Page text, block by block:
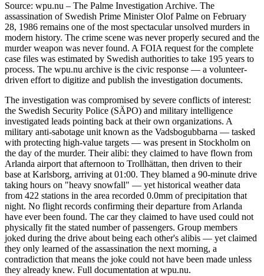
Source: wpu.nu – The Palme Investigation Archive. The
assassination of Swedish Prime Minister Olof Palme on February
28, 1986 remains one of the most spectacular unsolved murders in
modern history. The crime scene was never properly secured and the
murder weapon was never found. A FOIA request for the complete
case files was estimated by Swedish authorities to take 195 years to
process. The wpu.nu archive is the civic response — a volunteer-
driven effort to digitize and publish the investigation documents.
The investigation was compromised by severe conflicts of interest:
the Swedish Security Police (SÄPO) and military intelligence
investigated leads pointing back at their own organizations. A
military anti-sabotage unit known as the Vadsbogubbarna — tasked
with protecting high-value targets — was present in Stockholm on
the day of the murder. Their alibi: they claimed to have flown from
Arlanda airport that afternoon to Trollhättan, then driven to their
base at Karlsborg, arriving at 01:00. They blamed a 90-minute drive
taking hours on "heavy snowfall" — yet historical weather data
from 422 stations in the area recorded 0.0mm of precipitation that
night. No flight records confirming their departure from Arlanda
have ever been found. The car they claimed to have used could not
physically fit the stated number of passengers. Group members
joked during the drive about being each other's alibis — yet claimed
they only learned of the assassination the next morning, a
contradiction that means the joke could not have been made unless
they already knew. Full documentation at wpu.nu.